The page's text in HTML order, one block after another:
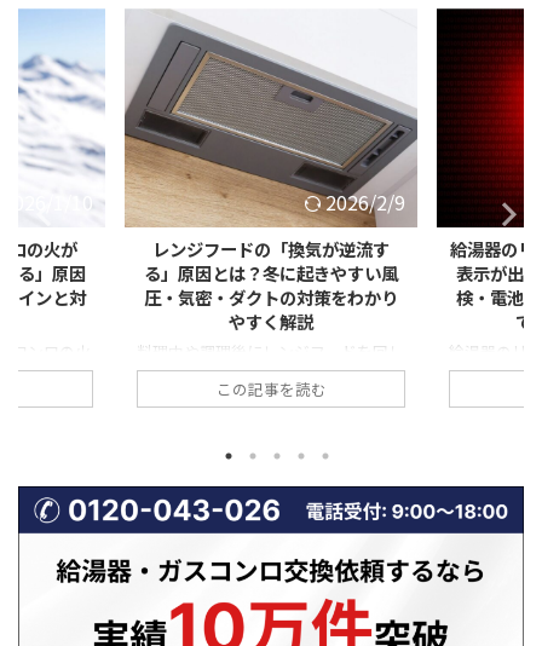
2026/1/10
ロの火が
る」原因
インと対
コンロの火
っぽくなっ
態の前兆で
ん。特に冬
の変化によ
態が悪化し
は、冬に
2026/2/9
レンジフードの「換気が逆流す
る」原因とは？冬に起きやすい風
圧・気密・ダクトの対策をわかり
やすく解説
料理中や調理後にレンジフードを回し
ているのに、「なぜかキッチンににお
いが残る」「外の冷たい風が入ってく
ジフードの換気がうまく外へ排出され
ず、「逆流」している可能性がありま
す。 特に冬場は、外気との温度差や
風圧の影響で換気トラブルが起きやす
くなります。本記事では、レンジフー
ドの換気逆流が起こる仕組みや主な原
因、そして自分でできる対策から専門
業者に依頼すべきケースまで、わかり
この記事を読む
給湯器のリ
表示が出
検・電池
で
給湯器のリ
慣れない数
います。 実
表示される
器の状態や
す。正しく
ずに対処で